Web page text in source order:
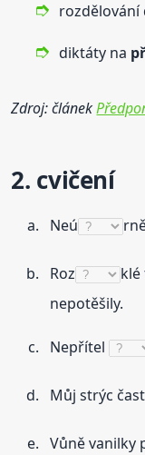
rozdělování
diktáty na
Zdroj: článek
2. cvičení
Neú
Roz
nepotěšily.
Nepřítel
Můj strýc
Vůně vanilky